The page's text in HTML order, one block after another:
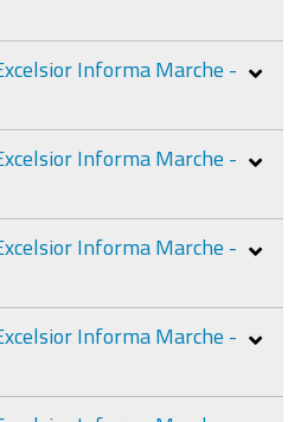
Informa Marche -
Informa Marche -
Informa Marche -
Informa Marche -